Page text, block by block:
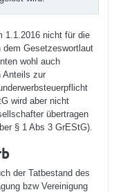
1.1.2016 nicht für die
Gesetzeswortlaut
wohl auch
Anteils zur
wird aber nicht
übertragen
§ 1 Abs 3 GrEStG).
der Tatbestand des
bzw Vereinigung